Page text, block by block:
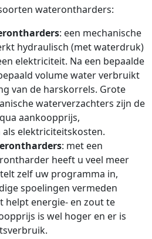
waterontharders:
: een mechanische
hydraulisch (met waterdruk)
elektriciteit. Na een bepaalde
volume water verbruikt
van de harskorrels. Grote
waterverzachters zijn de
aankoopprijs,
elektriciteitskosten.
: met een
heeft u veel meer
zelf uw programma in,
spoelingen vermeden
helpt energie- en zout te
is wel hoger en er is